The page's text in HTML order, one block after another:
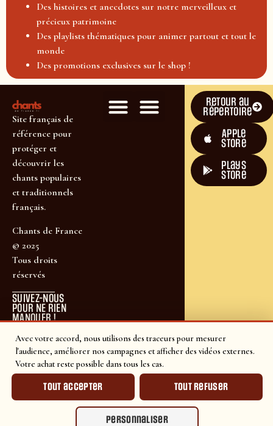
Avec votre accord, nous utilisons des traceurs pour mesurer
l'audience, améliorer nos campagnes et afficher des vidéos externes.
Votre achat reste possible dans tous les cas.
Tout accepter Tout refuser
Personnaliser
Des histoires et anecdotes sur notre merveilleux et
précieux patrimoine
Des playlists thématiques pour animer partout et tout le
monde
Des promotions exclusives sur le shop !
Site français de
référence pour
protéger et
découvrir les
chants populaires
et traditionnels
français.
Chants de France
© 2025
Tous droits
réservés
SUIVEZ-NOUS
POUR NE RIEN
MANQUER !
Retour au
répertoire
Apple
Store
plays
store